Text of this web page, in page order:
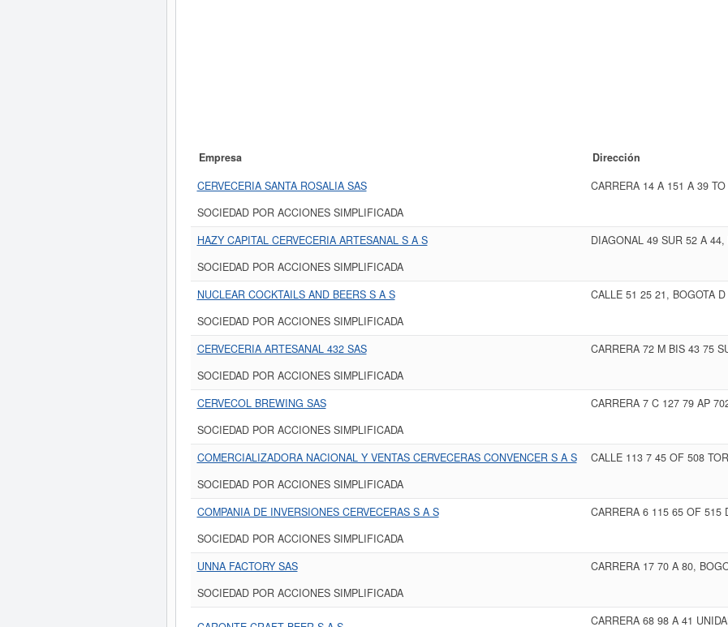
Empresa
Dirección
CERVECERIA SANTA ROSALIA SAS
CARRERA 14 A 151 A 39
SOCIEDAD POR ACCIONES SIMPLIFICADA
HAZY CAPITAL CERVECERIA ARTESANAL S A S
DIAGONAL 49 SUR 52 A
SOCIEDAD POR ACCIONES SIMPLIFICADA
NUCLEAR COCKTAILS AND BEERS S A S
CALLE 51 25 21, BOGOTA
SOCIEDAD POR ACCIONES SIMPLIFICADA
CERVECERIA ARTESANAL 432 SAS
CARRERA 72 M BIS 43 75
SOCIEDAD POR ACCIONES SIMPLIFICADA
CERVECOL BREWING SAS
CARRERA 7 C 127 79 AP
SOCIEDAD POR ACCIONES SIMPLIFICADA
COMERCIALIZADORA NACIONAL Y VENTAS CERVECERAS CONVENCER S A S
CALLE 113 7 45 OF 508
SOCIEDAD POR ACCIONES SIMPLIFICADA
COMPANIA DE INVERSIONES CERVECERAS S A S
CARRERA 6 115 65 OF 515
SOCIEDAD POR ACCIONES SIMPLIFICADA
UNNA FACTORY SAS
CARRERA 17 70 A 80,
SOCIEDAD POR ACCIONES SIMPLIFICADA
CARRERA 68 98 A 41